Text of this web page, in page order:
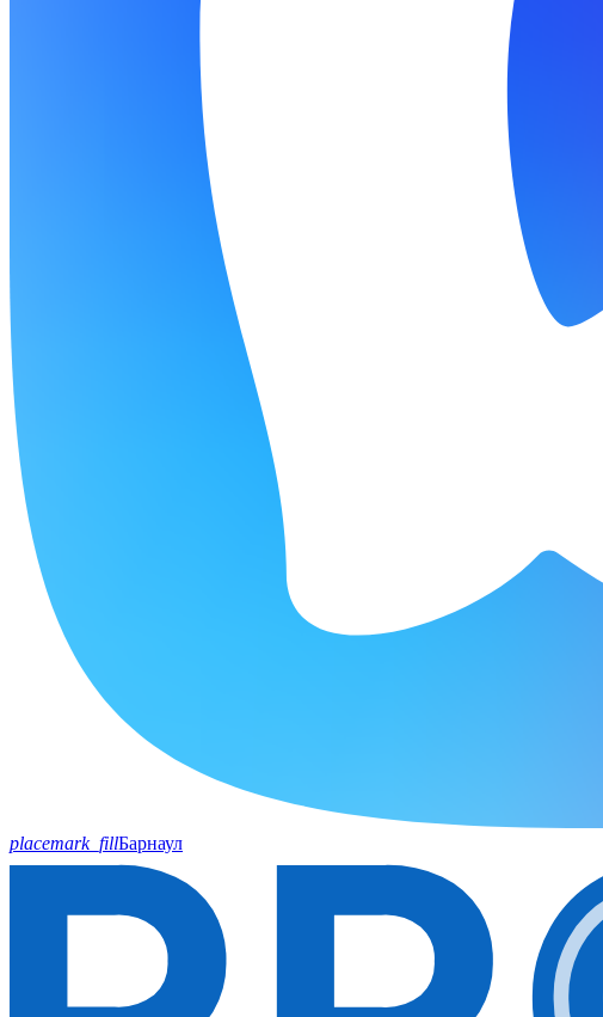
placemark_fillБарнаул